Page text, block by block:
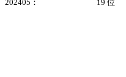
202405：
19 位